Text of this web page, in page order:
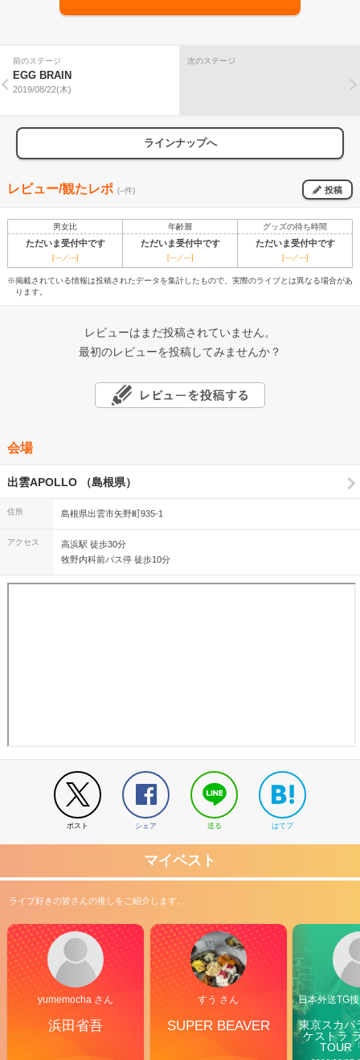
前のステージ
EGG BRAIN
2019/08/22(木)
次のステージ
ラインナップへ
レビュー/観たレポ (--件) 投稿
男女比 年齢層 グッズの待ち時間
ただいま受付中です ただいま受付中です ただいま受付中です
[---／---] [---／---] [---／---]
※掲載されている情報は投稿されたデータを集計したもので、実際のライブとは異なる場合があ
ります。
レビューはまだ投稿されていません。
最初のレビューを投稿してみませんか？
会場
出雲APOLLO （島根県）
住所 島根県出雲市矢野町935-1
アクセス
高浜駅 徒歩30分
牧野内科前バス停 徒歩10分
ポスト シェア 送る はてブ
マイベスト
ライブ好きの皆さんの推しをご紹介します。
yumemocha さん
浜田省吾
すう さん
SUPER BEAVER
日本外送TG
東京スカパ
ケストラ
TOUR